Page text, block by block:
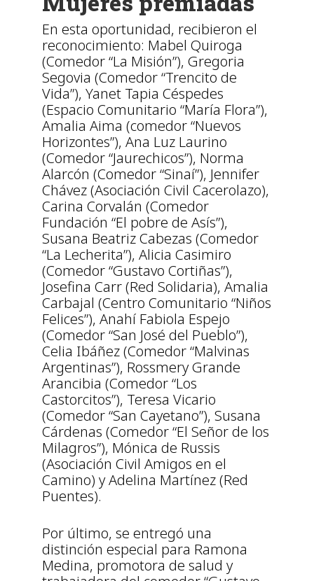
En esta oportunidad, recibieron el
reconocimiento: Mabel Quiroga
(Comedor “La Misión”), Gregoria
Segovia (Comedor “Trencito de
Vida”), Yanet Tapia Céspedes
(Espacio Comunitario “María Flora”),
Amalia Aima (comedor “Nuevos
Horizontes”), Ana Luz Laurino
(Comedor “Jaurechicos”), Norma
Alarcón (Comedor “Sinaí”), Jennifer
Chávez (Asociación Civil Cacerolazo),
Carina Corvalán (Comedor
Fundación “El pobre de Asís”),
Susana Beatriz Cabezas (Comedor
“La Lecherita”), Alicia Casimiro
(Comedor “Gustavo Cortiñas”),
Josefina Carr (Red Solidaria), Amalia
Carbajal (Centro Comunitario “Niños
Felices”), Anahí Fabiola Espejo
(Comedor “San José del Pueblo”),
Celia Ibáñez (Comedor “Malvinas
Argentinas”), Rossmery Grande
Arancibia (Comedor “Los
Castorcitos”), Teresa Vicario
(Comedor “San Cayetano”), Susana
Cárdenas (Comedor “El Señor de los
Milagros”), Mónica de Russis
(Asociación Civil Amigos en el
Camino) y Adelina Martínez (Red
Puentes).
Por último, se entregó una
distinción especial para Ramona
Medina, promotora de salud y